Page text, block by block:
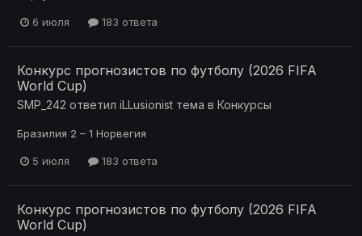
6 июля 183 ответа
Конкурс прогнозистов по футболу (2026 FIFA
World Cup)
SMP_242 ответил iLLusionist тема в Конкурсы
Бразилия 2 – 1 Норвегия
5 июля 183 ответа
Конкурс прогнозистов по футболу (2026 FIFA
World Cup)